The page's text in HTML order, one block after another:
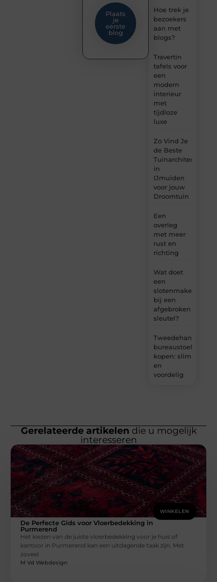
Hoe trek je
bezoekers
aan met
blogs?
Travertin
tafels voor
een
modern
interieur
met
tijdloze
luxe
Zo Vind Je
de Beste
Tuinarchitect
in
IJmuiden
voor jouw
Droomtuin
Een
overleg
met meer
rust en
richting
Wat doet
een
slotenmaker
bij een
afgebroken
sleutel?
Tweedehands
bureaustoel
kopen: slim
en
voordelig
Plaats
je
eerste
blog
Gerelateerde artikelen die u mogelijk
interesseren
WINKELEN
De Perfecte Gids voor Vloerbedekking in
Purmerend
Het kiezen van de juiste vloerbedekking voor je huis of
kantoor in Purmerend kan een uitdagende taak zijn. Met
zoveel
M Vd Webdesign